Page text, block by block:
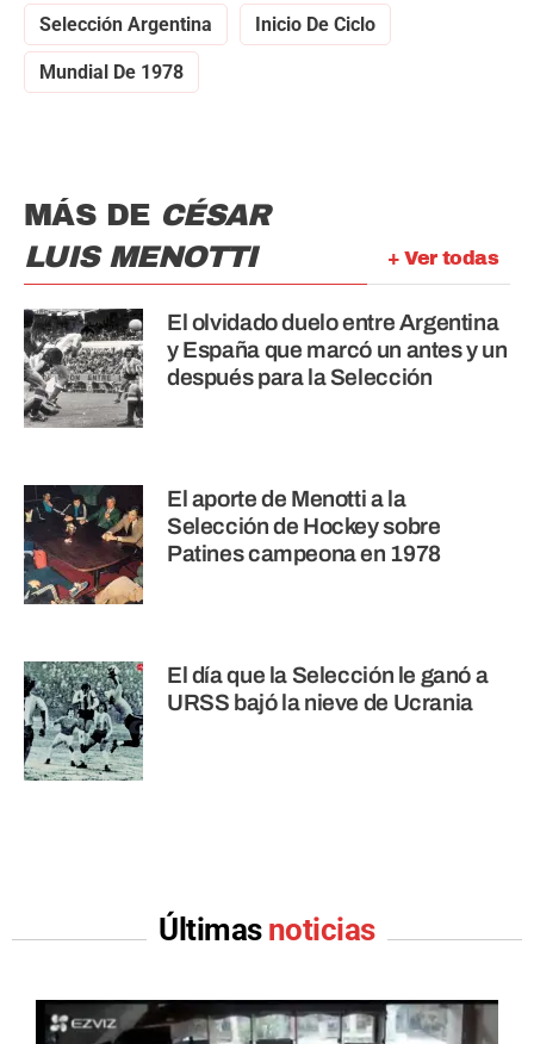
Selección Argentina Inicio De Ciclo
Mundial De 1978
+ Ver todas
MÁS DE CÉSAR
LUIS MENOTTI
El olvidado duelo entre Argentina
y España que marcó un antes y un
después para la Selección
El aporte de Menotti a la
Selección de Hockey sobre
Patines campeona en 1978
El día que la Selección le ganó a
URSS bajó la nieve de Ucrania
Últimas noticias